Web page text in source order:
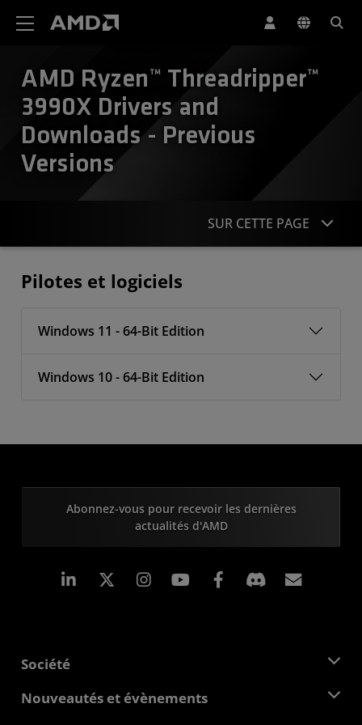
AMD Ryzen™ Threadripper™
3990X Drivers and
Downloads - Previous
Versions
SUR CETTE PAGE
Pilotes et logiciels
Windows 11 - 64-Bit Edition
Windows 10 - 64-Bit Edition
Abonnez-vous pour recevoir les dernières
actualités d'AMD
LinkedIn Instagram Facebook
Société
À propos d'AMD
Nouveautés et évènements